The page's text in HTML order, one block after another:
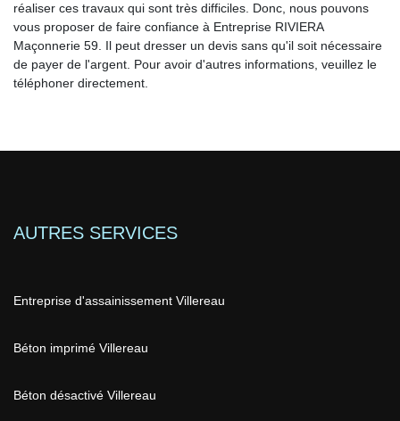
réaliser ces travaux qui sont très difficiles. Donc, nous pouvons
vous proposer de faire confiance à Entreprise RIVIERA
Maçonnerie 59. Il peut dresser un devis sans qu'il soit nécessaire
de payer de l'argent. Pour avoir d'autres informations, veuillez le
téléphoner directement.
AUTRES SERVICES
Entreprise d'assainissement Villereau
Béton imprimé Villereau
Béton désactivé Villereau